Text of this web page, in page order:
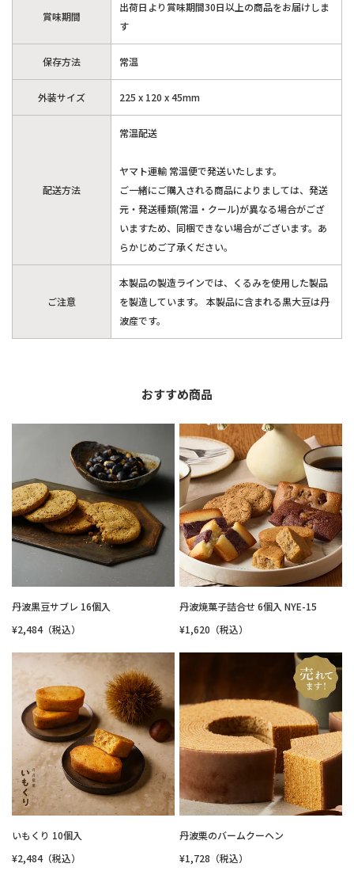
賞味期間
出荷日より賞味期間30日以上の商品をお届けしま
す
保存方法 常温
外装サイズ 225 x 120 x 45mm
配送方法
常温配送
ヤマト運輸 常温便で発送いたします。
ご一緒にご購入される商品によりましては、発送
元・発送種類(常温・クール)が異なる場合がござ
いますため、同梱できない場合がございます。あ
らかじめご了承ください。
ご注意
本製品の製造ラインでは、くるみを使用した製品
を製造しています。 本製品に含まれる黒大豆は丹
波産です。
おすすめ商品
丹波黒豆サブレ 16個入
¥2,484（税込）
丹波焼菓子詰合せ 6個入 NYE-15
¥1,620（税込）
いもくり 10個入
¥2,484（税込）
丹波栗のバームクーヘン
¥1,728（税込）